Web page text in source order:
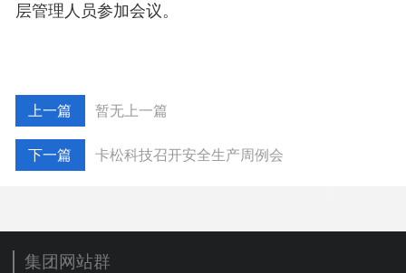
层管理人员参加会议。
暂无上一篇
卡松科技召开安全生产周例会
集团网站群